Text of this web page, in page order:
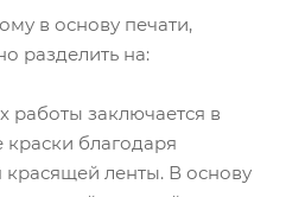
в основу печати,
разделить на:
работы заключается в
благодаря
ленты. В основу